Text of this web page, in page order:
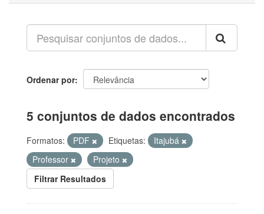
Ordenar por
5 conjuntos de dados encontrados
Formatos: PDF Etiquetas:
Itajubá
Professor
Projeto
Filtrar Resultados